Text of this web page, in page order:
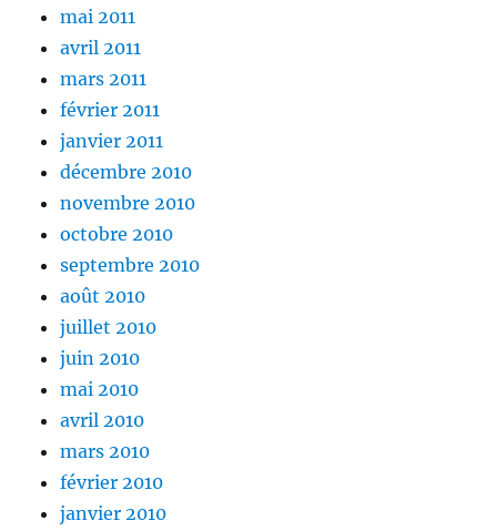
mai 2011
avril 2011
mars 2011
février 2011
janvier 2011
décembre 2010
novembre 2010
octobre 2010
septembre 2010
août 2010
juillet 2010
juin 2010
mai 2010
avril 2010
mars 2010
février 2010
janvier 2010